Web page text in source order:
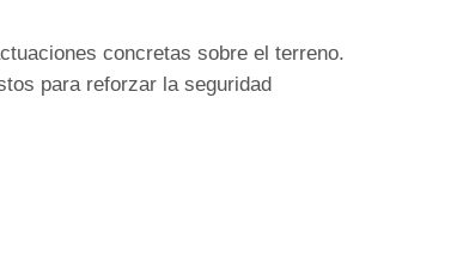
concretas sobre el terreno.
para reforzar la seguridad